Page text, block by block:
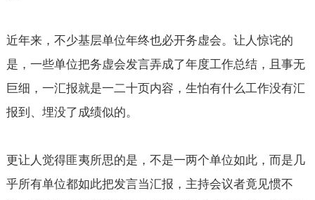
近年来，不少基层单位年终也必开务虚会。让人惊诧的
是，一些单位把务虚会发言弄成了年度工作总结，且事无
巨细，一汇报就是一二十页内容，生怕有什么工作没有汇
报到、埋没了成绩似的。
更让人觉得匪夷所思的是，不是一两个单位如此，而是几
乎所有单位都如此把发言当汇报，主持会议者竟见惯不